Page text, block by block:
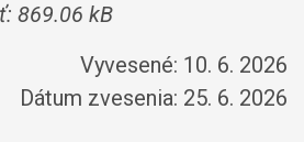
869.06 kB
Vyvesené: 10. 6. 2026
Dátum zvesenia: 25. 6. 2026